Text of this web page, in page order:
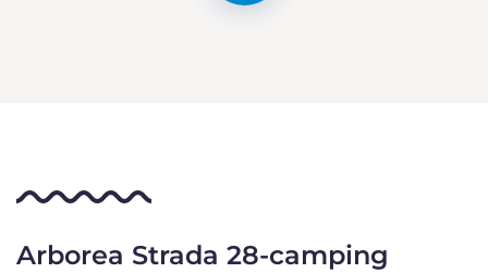
Arborea Strada 28-camping